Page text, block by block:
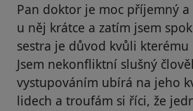
Pan doktor je moc příjemný a
u něj krátce a zatím jsem
sestra je důvod kvůli
Jsem nekonfliktní slušný
vystupováním ubírá na jeho
lidech a troufám si říci, že